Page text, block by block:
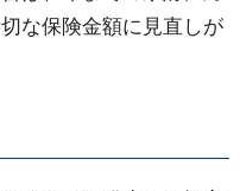
な保険金額に見直しが